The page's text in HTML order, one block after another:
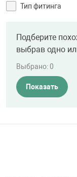
Тип фитинга
Подберите
выбрав одно
Выбрано:0
Показать